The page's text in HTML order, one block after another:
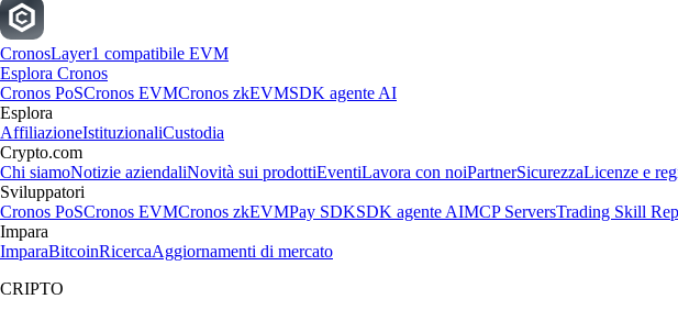
CronosLayer1 compatibile EVM
Esplora Cronos
Cronos PoSCronos EVMCronos zkEVMSDK agente AI
Esplora
AffiliazioneIstituzionaliCustodia
Crypto.com
Chi siamoNotizie aziendaliNovità sui prodottiEventiLavora con noiPartnerSicurezzaLicenze e
Sviluppatori
Cronos PoSCronos EVMCronos zkEVMPay SDKSDK agente AIMCP ServersTrading Skill
Impara
ImparaBitcoinRicercaAggiornamenti di mercato
CRIPTO